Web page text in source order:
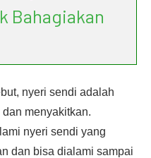
Bahagiakan
nyeri sendi adalah
menyakitkan.
nyeri sendi yang
dan bisa dialami sampai